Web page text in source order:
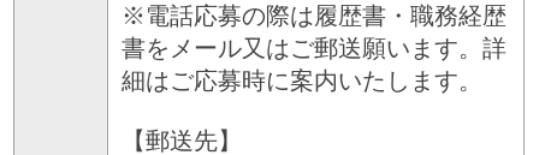
※電話応募の際は履歴書・職務経歴
書をメール又はご郵送願います。詳
細はご応募時に案内いたします。
【郵送先】